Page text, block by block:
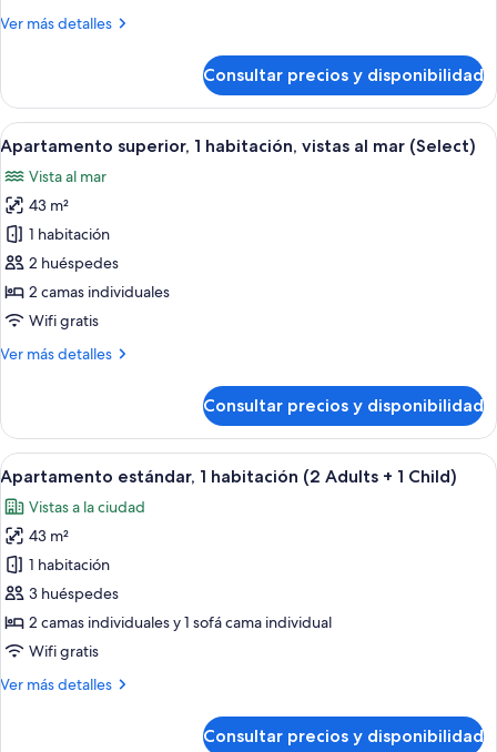
habitación
(Select)
Ver más detalles
Más
superior,
habitación
(Select)
Consultar precios y disponibilidad
Abrir
todas
las
fotos
de
Apartamento
superior,
1
habitación,
vistas
(Select)
Un balcón con vistas al mar, que
8
Apartamento superior, 1 habitación, vistas al mar (Select)
Vista al mar
43 m²
1 habitación
2 huéspedes
2 camas individuales
Wifi gratis
Ver más detalles
Más
superior,
habitación,
vistas
al
mar
(Select)
Consultar precios y disponibilidad
Abrir
todas
las
fotos
de
Apartamento
estándar,
1
habitación
(2
Habitación de hotel con una cama
6
Apartamento estándar, 1 habitación (2 Adults + 1 Child)
Vistas a la ciudad
43 m²
1 habitación
3 huéspedes
2 camas individuales y 1 sofá cama individual
Wifi gratis
Ver más detalles
Más
Consultar precios y disponibilidad